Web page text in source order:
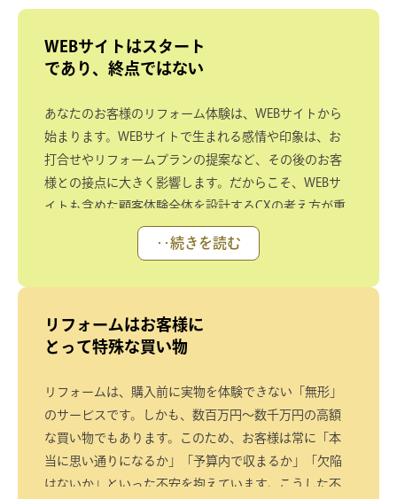
WEBサイトはスタート
であり、終点ではない
あなたのお客様のリフォーム体験は、WEBサイトから
始まります。WEBサイトで生まれる感情や印象は、お
打合せやリフォームプランの提案など、その後のお客
様との接点に大きく影響します。だからこそ、WEBサ
イトも含めた顧客体験全体を設計するCXの考え方が重
‥続きを読む
リフォームはお客様に
とって特殊な買い物
リフォームは、購入前に実物を体験できない「無形」
のサービスです。しかも、数百万円～数千万円の高額
な買い物でもあります。このため、お客様は常に「本
当に思い通りになるか」「予算内で収まるか」「欠陥
はないか」といった不安を抱えています。こうした不